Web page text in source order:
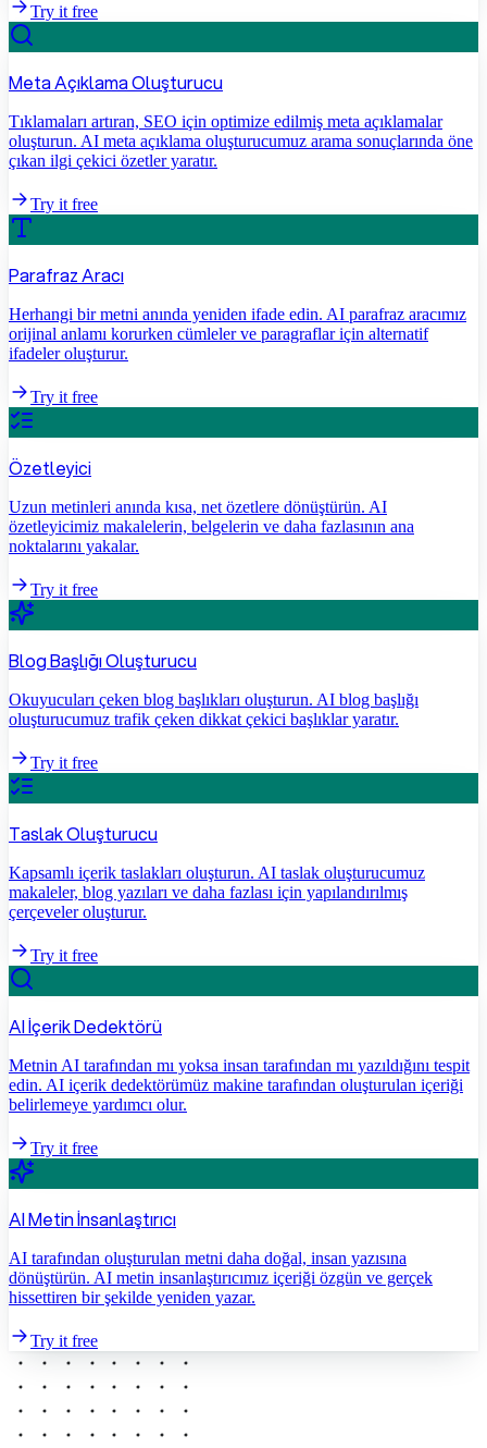
Try it free
Meta Açıklama Oluşturucu
Tıklamaları artıran, SEO için optimize edilmiş meta açıklamalar
oluşturun. AI meta açıklama oluşturucumuz arama sonuçlarında öne
çıkan ilgi çekici özetler yaratır.
Try it free
Parafraz Aracı
Herhangi bir metni anında yeniden ifade edin. AI parafraz aracımız
orijinal anlamı korurken cümleler ve paragraflar için alternatif
ifadeler oluşturur.
Try it free
Özetleyici
Uzun metinleri anında kısa, net özetlere dönüştürün. AI
özetleyicimiz makalelerin, belgelerin ve daha fazlasının ana
noktalarını yakalar.
Try it free
Blog Başlığı Oluşturucu
Okuyucuları çeken blog başlıkları oluşturun. AI blog başlığı
oluşturucumuz trafik çeken dikkat çekici başlıklar yaratır.
Try it free
Taslak Oluşturucu
Kapsamlı içerik taslakları oluşturun. AI taslak oluşturucumuz
makaleler, blog yazıları ve daha fazlası için yapılandırılmış
çerçeveler oluşturur.
Try it free
AI İçerik Dedektörü
Metnin AI tarafından mı yoksa insan tarafından mı yazıldığını tespit
edin. AI içerik dedektörümüz makine tarafından oluşturulan içeriği
belirlemeye yardımcı olur.
Try it free
AI Metin İnsanlaştırıcı
AI tarafından oluşturulan metni daha doğal, insan yazısına
dönüştürün. AI metin insanlaştırıcımız içeriği özgün ve gerçek
hissettiren bir şekilde yeniden yazar.
Try it free